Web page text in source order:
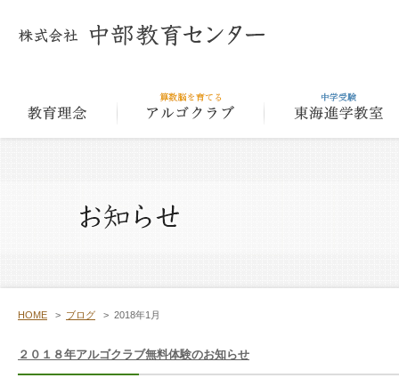
教育理念 アルゴク
HOME > ブログ > 2018年1月
２０１８年アルゴクラブ無料体験のお知らせ